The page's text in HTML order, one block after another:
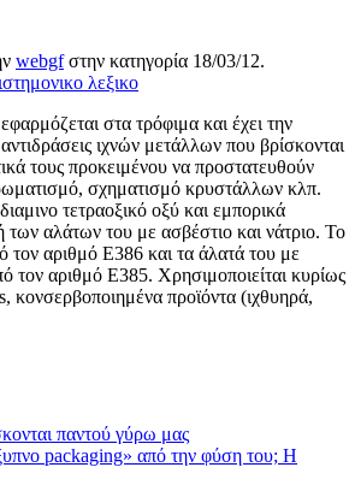
webgfστην κατηγορία 18/03/12.
λεξικο
στα τρόφιμα και έχει την
αντιδράσεις ιχνών μετάλλων που βρίσκονται
τους προκειμένου να προστατευθούν
σχηματισμό κρυστάλλων κλπ.
τετραοξικό οξύ και εμπορικά
αλάτων του με ασβέστιο και νάτριο. Το
τον αριθμό Ε386 και τα άλατά του με
τον αριθμό Ε385. Χρησιμοποιείται κυρίως
κονσερβοποιημένα προϊόντα (ιχθυηρά,
παντού γύρω μας
packaging» από την φύση του; Η